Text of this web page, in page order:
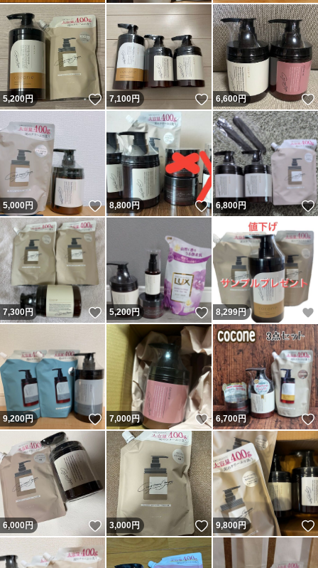
5,200円 いいね！
7,100円 いいね！
6,600円
5,000円 いいね！
8,800円 いいね！
6,800円
7,300円 いいね！
5,200円 いいね！
8,299円
9,200円 いいね！
7,000円 いいね！
6,700円
6,000円 いいね！
3,000円 いいね！
9,800円